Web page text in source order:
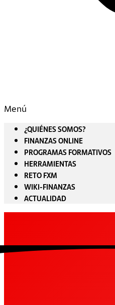
Menú
¿QUIÉNES SOMOS?
FINANZAS ONLINE
PROGRAMAS FORMATIVOS
HERRAMIENTAS
RETO FXM
WIKI-FINANZAS
ACTUALIDAD